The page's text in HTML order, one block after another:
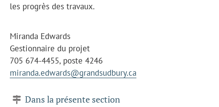
les progrès des travaux.
Miranda Edwards
Gestionnaire du projet
705 674-4455, poste 4246
miranda.edwards@grandsudbury.ca
Dans la présente section